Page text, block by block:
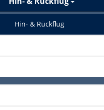
Hin- & Rückflug
auswählen